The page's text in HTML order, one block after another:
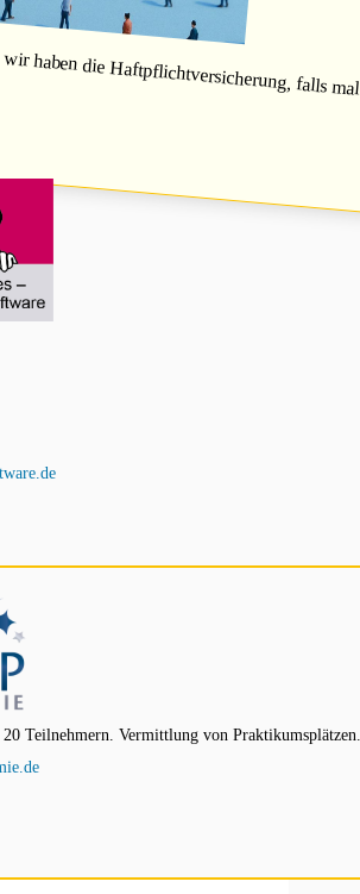
die Haftpflichtversicherung, falls mal etwas
Teilnehmern. Vermittlung von Praktikumsplätzen.